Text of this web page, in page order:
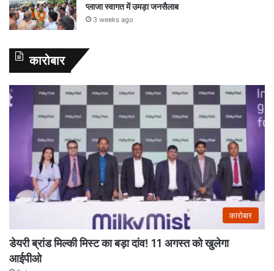
प्लाजा स्वागत में उमड़ा जनसैलाब
3 weeks ago
कारोबार
कारोबार
डेयरी ब्रांड मिल्की मिस्ट का बड़ा दांव! 11 अगस्त को खुलेगा
आईपीओ